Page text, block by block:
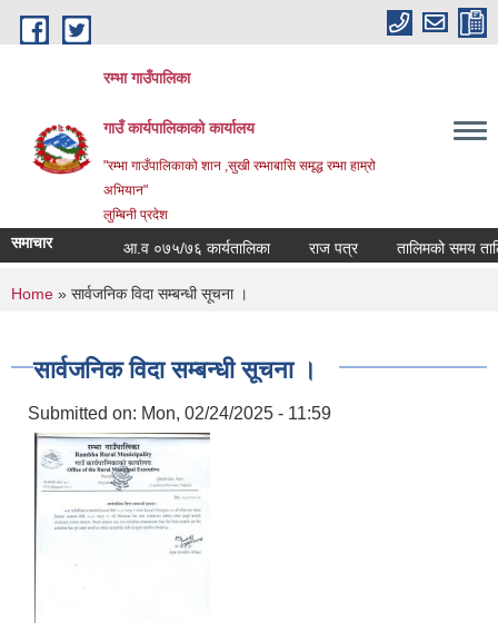
Skip to main content
रम्भा गाउँपालिका
गाउँ कार्यपालिकाको कार्यालय
"रम्भा गाउँपालिकाको शान ,सुखी रम्भाबासि समृद्ध रम्भा हाम्रो
अभियान"
लुम्बिनी प्रदेश
समाचार आ.व ०७५/७६ कार्यतालिका राज पत्र तालिमको समय तालिका
You are here
Home » सार्वजनिक विदा सम्बन्धी सूचना ।
सार्वजनिक विदा सम्बन्धी सूचना ।
Submitted on: Mon, 02/24/2025 - 11:59